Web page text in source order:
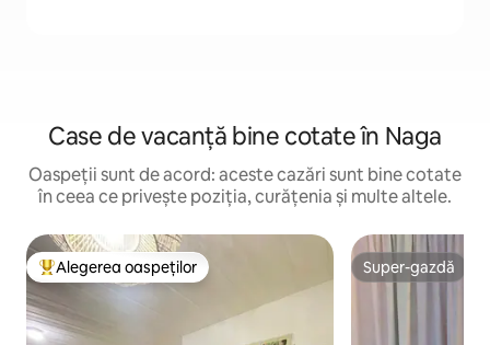
Case de vacanță bine cotate în Naga
Oaspeții sunt de acord: aceste cazări sunt bine cotate
în ceea ce privește poziția, curățenia și multe altele.
Locuință din topul categoriei Alegerea oaspeților
Alegerea oaspeților Super-gazdă
Super-gazdă